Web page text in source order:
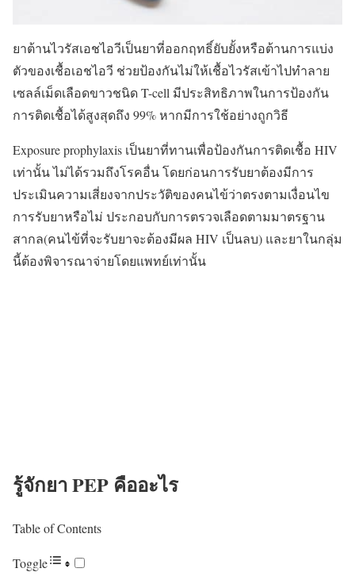
ยาต้านไวรัสเอชไอวีเป็นยาที่ออกฤทธิ์ยับยั้งหรือต้านการแบ่ง
ตัวของเชื้อเอชไอวี ช่วยป้องกันไม่ให้เชื้อไวรัสเข้าไปทำลาย
เซลล์เม็ดเลือดขาวชนิด T-cell มีประสิทธิภาพในการป้องกัน
การติดเชื้อได้สูงสุดถึง 99% หากมีการใช้อย่างถูกวิธี
Exposure prophylaxis เป็นยาที่ทานเพื่อป้องกันการติดเชื้อ HIV
เท่านั้น ไม่ได้รวมถึงโรคอื่น โดยก่อนการรับยาต้องมีการ
ประเมินความเสี่ยงจากประวัติของคนไข้ว่าตรงตามเงื่อนไข
การรับยาหรือไม่ ประกอบกับการตรวจเลือดตามมาตรฐาน
สากล(คนไข้ที่จะรับยาจะต้องมีผล HIV เป็นลบ) และยาในกลุ่ม
นี้ต้องพิจารณาจ่ายโดยแพทย์เท่านั้น
รู้จักยา PEP คืออะไร
Table of Contents
Toggle